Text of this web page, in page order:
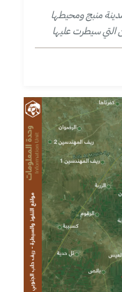
منبج ومحيطها
تبين الأماكن التي سيطرت عليها
على المدينة